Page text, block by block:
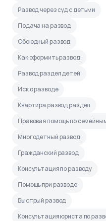
Развод через суд с детьми
Подача на развод
Обоюдный развод
Как оформить развод
Развод раздел детей
Иск о разводе
Квартира развод раздел
Правовая помощь по
Многодетный развод
Гражданский развод
Консультация по разводу
Помощь при разводе
Быстрый развод
Консультация юриста по